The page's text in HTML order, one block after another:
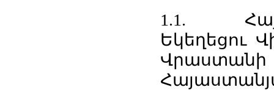
1.1.
Եկեղեցու